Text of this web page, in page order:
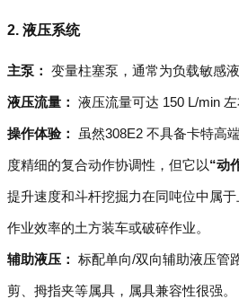
2. 液压系统
主泵： 变量柱塞泵，通常为负载敏感液
液压流量： 液压流量可达 150 L/min 左
操作体验： 虽然308E2 不具备卡特高
度精细的复合动作协调性，但它以“动
提升速度和斗杆挖掘力在同吨位中属
作业效率的土方装车或破碎作业。
辅助液压： 标配单向/双向辅助液压管
剪、拇指夹等属具，属具兼容性很强。